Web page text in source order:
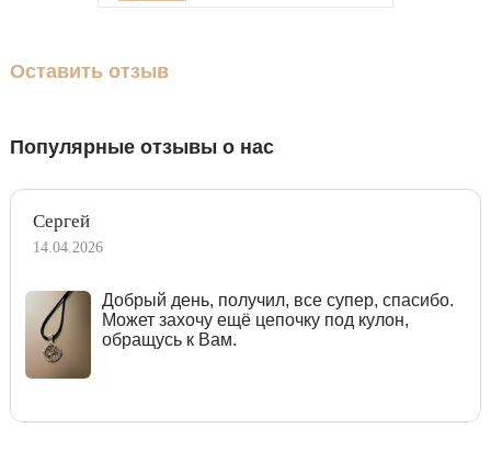
Оставить отзыв
Популярные отзывы о нас
Сергей
14.04.2026
Добрый день, получил, все супер, спасибо.
Может захочу ещё цепочку под кулон,
обращусь к Вам.